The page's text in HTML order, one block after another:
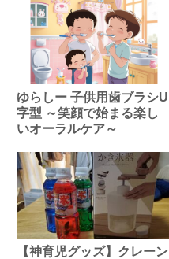
ゆらしー 子供用歯ブラシU
字型 ～笑顔で始まる楽し
いオーラルケア～
【神育児グッズ】クレーン